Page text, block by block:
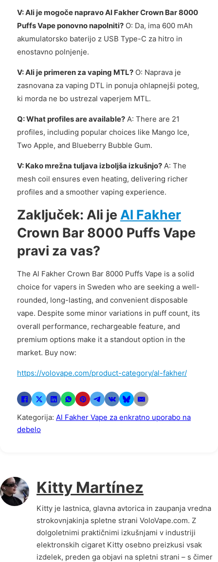
V: Ali je mogoče napravo Al Fakher Crown Bar 8000
Puffs Vape ponovno napolniti? O: Da, ima 600 mAh
akumulatorsko baterijo z USB Type-C za hitro in
enostavno polnjenje.
V: Ali je primeren za vaping MTL? O: Naprava je
zasnovana za vaping DTL in ponuja ohlapnejši poteg,
ki morda ne bo ustrezal vaperjem MTL.
Q: What profiles are available? A: There are 21
profiles, including popular choices like Mango Ice,
Two Apple, and Blueberry Bubble Gum.
V: Kako mrežna tuljava izboljša izkušnjo? A: The
mesh coil ensures even heating, delivering richer
profiles and a smoother vaping experience.
Zaključek: Ali je Al Fakher
Crown Bar 8000 Puffs Vape
pravi za vas?
The Al Fakher Crown Bar 8000 Puffs Vape is a solid
choice for vapers in Sweden who are seeking a well-
rounded, long-lasting, and convenient disposable
vape. Despite some minor variations in puff count, its
overall performance, rechargeable feature, and
premium options make it a standout option in the
market. Buy now:
https://volovape.com/product-category/al-fakher/
Kategorija: Al Fakher Vape za enkratno uporabo na
debelo
Kitty Martínez
Kitty je lastnica, glavna avtorica in zaupanja vredna
strokovnjakinja spletne strani VoloVape.com. Z
dolgoletnimi praktičnimi izkušnjami v industriji
elektronskih cigaret Kitty osebno preizkusi vsak
izdelek, preden ga objavi na spletni strani – s čimer